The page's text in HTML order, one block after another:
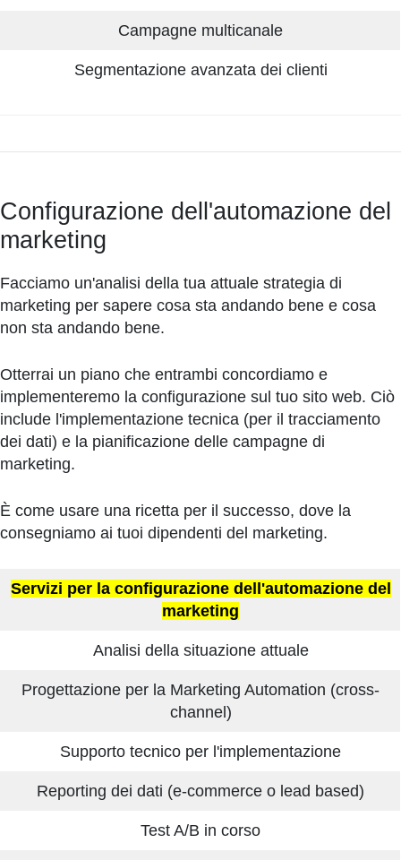
Campagne multicanale
Segmentazione avanzata dei clienti
Configurazione dell'automazione del
marketing
Facciamo un'analisi della tua attuale strategia di
marketing per sapere cosa sta andando bene e cosa
non sta andando bene.
Otterrai un piano che entrambi concordiamo e
implementeremo la configurazione sul tuo sito web. Ciò
include l'implementazione tecnica (per il tracciamento
dei dati) e la pianificazione delle campagne di
marketing.
È come usare una ricetta per il successo, dove la
consegniamo ai tuoi dipendenti del marketing.
Servizi per la configurazione dell'automazione del
marketing
Analisi della situazione attuale
Progettazione per la Marketing Automation (cross-
channel)
Supporto tecnico per l'implementazione
Reporting dei dati (e-commerce o lead based)
Test A/B in corso